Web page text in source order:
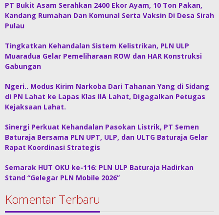
PT Bukit Asam Serahkan 2400 Ekor Ayam, 10 Ton Pakan,
Kandang Rumahan Dan Komunal Serta Vaksin Di Desa Sirah
Pulau
Tingkatkan Kehandalan Sistem Kelistrikan, PLN ULP
Muaradua Gelar Pemeliharaan ROW dan HAR Konstruksi
Gabungan
Ngeri.. Modus Kirim Narkoba Dari Tahanan Yang di Sidang
di PN Lahat ke Lapas Klas IIA Lahat, Digagalkan Petugas
Kejaksaan Lahat.
Sinergi Perkuat Kehandalan Pasokan Listrik, PT Semen
Baturaja Bersama PLN UPT, ULP, dan ULTG Baturaja Gelar
Rapat Koordinasi Strategis
Semarak HUT OKU ke-116: PLN ULP Baturaja Hadirkan
Stand “Gelegar PLN Mobile 2026”
Komentar Terbaru